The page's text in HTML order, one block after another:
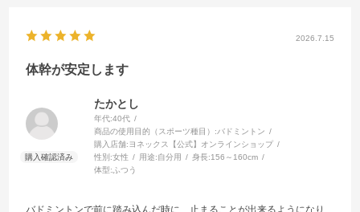
2026.7.15
体幹が安定します
たかとし
年代:40代
商品の使用目的（スポーツ種目）:バドミントン
購入店舗: ヨネックス【公式】オンラインショップ
性別:女性 用途:自分用 身長:156～160cm
体型: ふつう
バドミントンで前に踏み込んだ時に、止まることが出来るようになり